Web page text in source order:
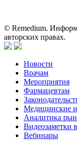
© Remedium.
авторских правах.
Новости
Врачам
Мероприятия
Фармацевтам
Медицинские
Аналитика
Видеозаметки
Вебинары